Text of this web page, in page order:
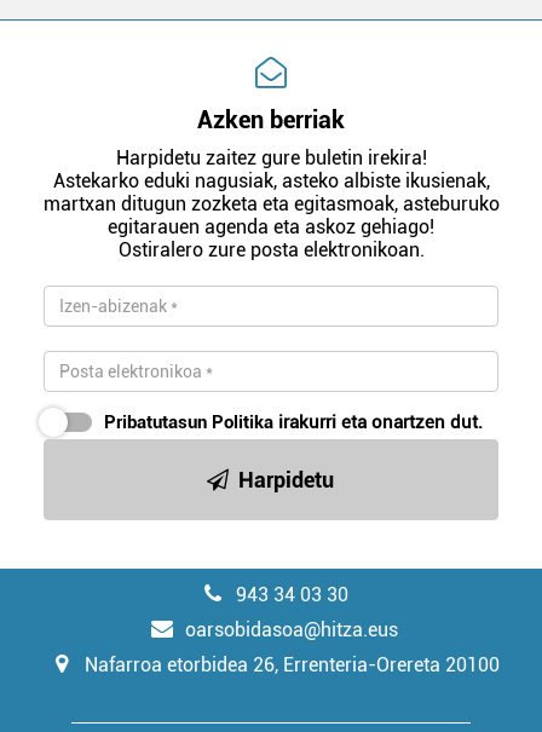
Azken berriak
Harpidetu zaitez gure buletin irekira!
Astekarko eduki nagusiak, asteko albiste ikusienak,
martxan ditugun zozketa eta egitasmoak, asteburuko
egitarauen agenda eta askoz gehiago!
Ostiralero zure posta elektronikoan.
Pribatutasun Politika irakurri eta onartzen dut.
Harpidetu
943 34 03 30
oarsobidasoa@hitza.eus
Nafarroa etorbidea 26, Errenteria-Orereta 20100